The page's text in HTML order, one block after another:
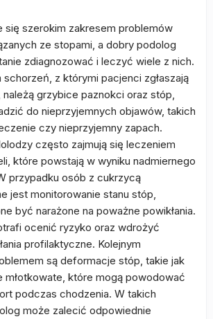
się szerokim zakresem problemów
ze stopami, a dobry podolog
zdiagnozować i leczyć wiele z nich.
z którymi pacjenci zgłaszają
grzybice paznokci oraz stóp,
do nieprzyjemnych objawów, takich
czy nieprzyjemny zapach.
często zajmują się leczeniem
które powstają w wyniku nadmiernego
przypadku osób z cukrzycą
jest monitorowanie stanu stóp,
być narażone na poważne powikłania.
ocenić ryzyko oraz wdrożyć
profilaktyczne. Kolejnym
są deformacje stóp, takie jak
młotkowate, które mogą powodować
podczas chodzenia. W takich
może zalecić odpowiednie